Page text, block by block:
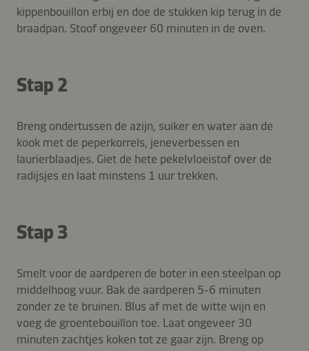
kippenbouillon erbij en doe de stukken kip terug in de
braadpan. Stoof ongeveer 60 minuten in de oven.
Stap 2
Breng ondertussen de azijn, suiker en water aan de
kook met de peperkorrels, jeneverbessen en
laurierblaadjes. Giet de hete pekelvloeistof over de
radijsjes en laat minstens 1 uur trekken.
Stap 3
Smelt voor de aardperen de boter in een steelpan op
middelhoog vuur. Bak de aardperen 5-6 minuten
zonder ze te bruinen. Blus af met de witte wijn en
voeg de groentebouillon toe. Laat ongeveer 30
minuten zachtjes koken tot ze gaar zijn. Breng op